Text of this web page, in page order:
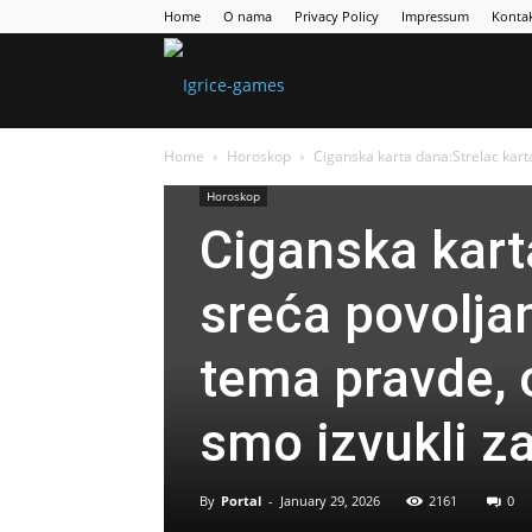
Home O nama Privacy Policy Impressum
Home Horoskop Ciganska karta dana:Strelac
Horoskop
Ciganska
sreća
tema pravde,
smo izvukli
By Portal - January 29, 2026 2161 0